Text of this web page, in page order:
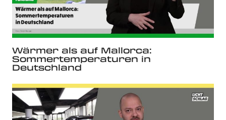
Wärmer als auf Mallorca:
Sommertemperaturen in
Deutschland